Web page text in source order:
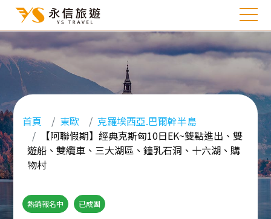
首頁 東歐
克羅埃西亞.巴爾幹半島
【阿聯假期】經典克斯匈10日EK~雙點進出、雙
遊船、雙纜車、三大湖區、鐘乳石洞、十六湖、購
物村
熱銷報名中 已成團